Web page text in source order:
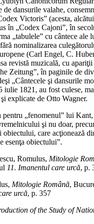
dansurile valahe,
Victoris” (acesta,
în „Codex Cajoni”, în
„tabulele” cu cântece ale
nominalizarea
(Carl Engel, C.
revistă muzicală, cu
Zeitung”, în paginile de
„Cântecele şi dansurile
iulie 1821, au fost culese,
explicate de Otto Wagner.
„fenomenul” lui Kant,
şi nu doar,
obiectului, care acţionează
esenţa obiectului”.
Romulus, Mitologie
11. Imanentul care urcă, p.
Mitologie Română,
urcă, p. 357
of the Study of